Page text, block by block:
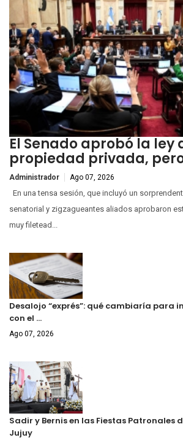
El Senado aprobó la ley
propiedad privada,
Administrador Ago 07, 2026
En una tensa sesión, que incluyó un
senatorial y zigzagueantes aliados aprobaron
muy filetead...
Desalojo “exprés”: qué cambiaría para
con el …
Ago 07, 2026
Sadir y Bernis en las Fiestas Patronales
Jujuy